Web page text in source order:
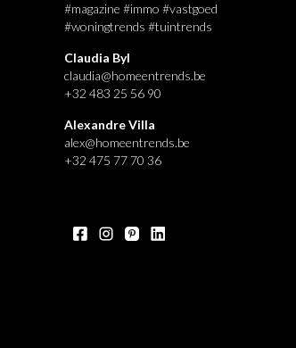
#magazine #immo #vastgoed
#woningtrends #tuintrends
Claudia Byl
claudia@homeentrends.be
+32 483 25 56 90
Alexandre Villa
alex@homeentrends.be
+32 475 77 70 36